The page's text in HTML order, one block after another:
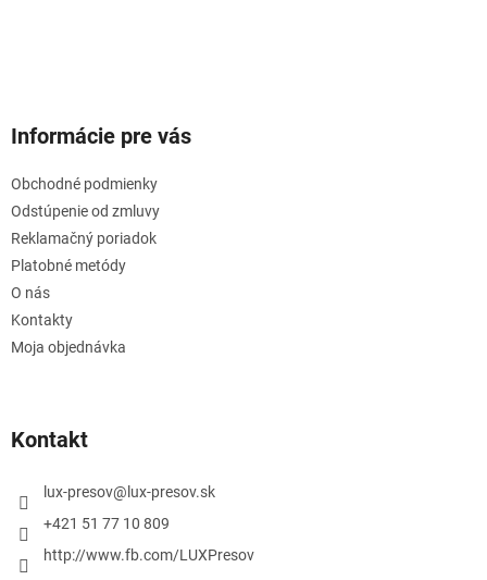
Informácie pre vás
Obchodné podmienky
Odstúpenie od zmluvy
Reklamačný poriadok
Platobné metódy
O nás
Kontakty
Moja objednávka
Kontakt
lux-presov@ lux-presov.sk
+421 51 77 10 809
http://www.fb.com/LUXPresov